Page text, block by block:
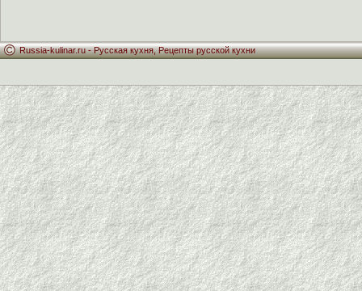
Russia-kulinar.ru -Русская кухня,Рецепты русской кухни